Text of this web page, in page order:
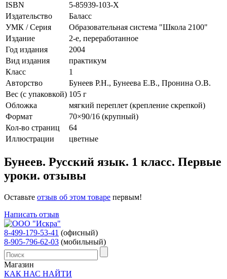
ISBN
5-85939-103-Х
Издательство
Баласс
УМК / Серия
Образовательная система "Школа 2100"
Издание
2-е, переработанное
Год издания
2004
Вид издания
практикум
Класс
1
Авторство
Бунеев Р.Н., Бунеева Е.В., Пронина О.В.
Вес (c упаковкой) 105 г
Обложка
мягкий переплет (крепление скрепкой)
Формат
70×90/16 (крупный)
Кол-во страниц
64
Иллюстрации
цветные
Бунеев. Русский язык. 1 класс. Первые
уроки. отзывы
Оставьте отзыв об этом товаре первым!
Написать отзыв
8-499-179-53-41 (офисный)
8-905-796-62-03 (мобильный)
Магазин
КАК НАС НАЙТИ